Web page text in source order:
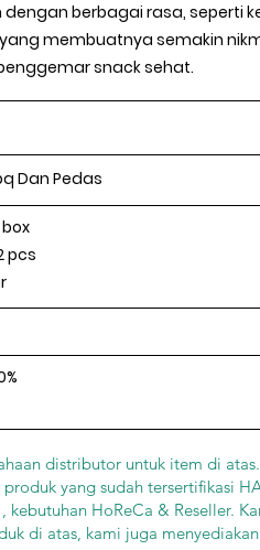
berbagai rasa, seperti
membuatnya semakin
snack sehat.
Dan Pedas
box
pcs
distributor untuk item di
yang sudah tersertifikasi
HoReCa & Reseller.
di atas, kami juga